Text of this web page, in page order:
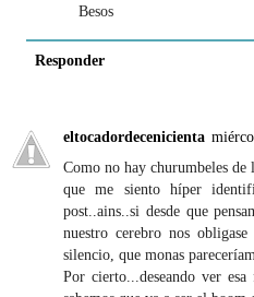
Besos
Responder
eltocadordecenicienta
Como no hay churumbeles
que me siento híper
post..ains..si desde que
nuestro cerebro nos
silencio, que monas
Por cierto...deseando ver